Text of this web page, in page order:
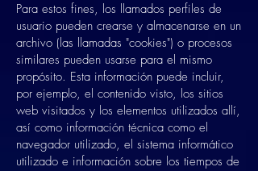
Para estos fines, los llamados perfiles de
usuario pueden crearse y almacenarse en un
archivo (las llamadas "cookies") o procesos
similares pueden usarse para el mismo
propósito. Esta información puede incluir,
por ejemplo, el contenido visto, los sitios
web visitados y los elementos utilizados allí,
así como información técnica como el
navegador utilizado, el sistema informático
utilizado e información sobre los tiempos de